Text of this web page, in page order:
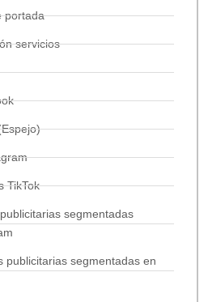
portada
servicios
TikTok
segmentadas
publicitarias segmentadas en